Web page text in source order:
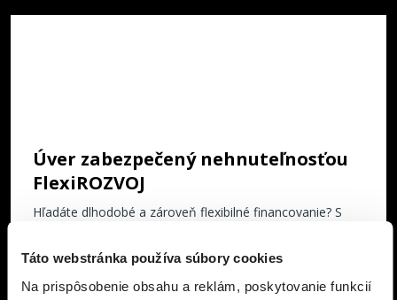
Táto webstránka používa súbory cookies
Na prispôsobenie obsahu a reklám, poskytovanie funkcií
Úver zabezpečený nehnuteľnosťou
FlexiROZVOJ
Hľadáte dlhodobé a zároveň flexibilné financovanie? S